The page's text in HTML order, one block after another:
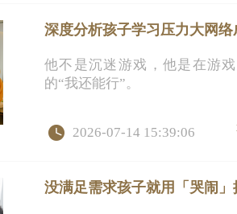
深度分析孩子学习压力大网
他不是沉迷游戏，他是在游
的“我还能行”。
2026-07-14 15:39:06
没满足需求孩子就用「哭闹